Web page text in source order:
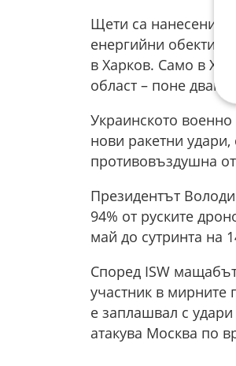
Щети са нанесени и
енергийни обекти в
в Харков. Само в
област – поне двама.
Украинското
нови ракетни удари,
противовъздушна
Президентът
94% от руските
май до сутринта на
Според ISW
участник в мирните
е заплашвал с
атакува Москва по